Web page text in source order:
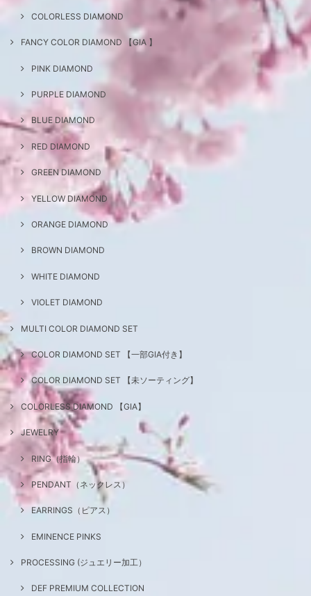
COLORLESS DIAMOND
FANCY COLOR DIAMOND 【GIA 】
PINK DIAMOND
PURPLE DIAMOND
BLUE DIAMOND
RED DIAMOND
GREEN DIAMOND
YELLOW DIAMOND
ORANGE DIAMOND
BROWN DIAMOND
WHITE DIAMOND
VIOLET DIAMOND
MULTI COLOR DIAMOND SET
COLOR DIAMOND SET 【一部GIA付き】
COLOR DIAMOND SET 【未ソーティング】
COLORLESS DIAMOND 【GIA】
JEWELRY
RING（指輪）
PENDANT（ネックレス）
EARRINGS（ピアス）
EMINENCE PINKS
PROCESSING (ジュエリー加工）
DEF PREMIUM COLLECTION